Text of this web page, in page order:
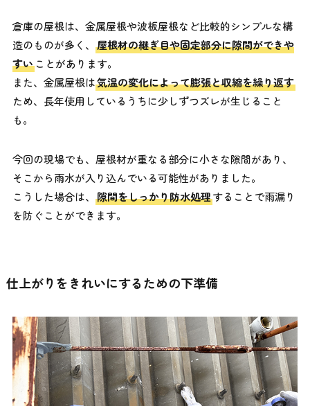
倉庫の屋根は、金属屋根や波板屋根など比較的シンプルな構
造のものが多く、 屋根材の継ぎ目や固定部分に隙間ができや
すいことがあります。
また、金属屋根は気温の変化によって膨張と収縮を繰り返す
ため、長年使用しているうちに少しずつズレが生じること
も。
今回の現場でも、屋根材が重なる部分に小さな隙間があり、
そこから雨水が入り込んでいる可能性がありました。
こうした場合は、 隙間をしっかり防水処理することで雨漏り
を防ぐことができます。
仕上がりをきれいにするための下準備